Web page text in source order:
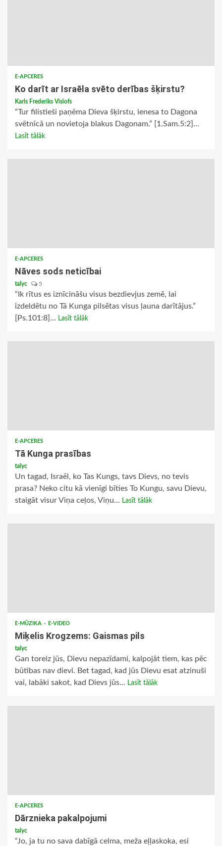
E-APCERES
Ko darīt ar Israēla svēto derības šķirstu?
Karls Frederiks Vislofs
“Tur filistieši paņēma Dieva šķirstu, ienesa to Dagona
svētnīcā un novietoja blakus Dagonam.” [1.Sam.5:2]...
Lasīt tālāk
E-APCERES
Nāves sods neticībai
talyc 5
“Ik rītus es iznīcināšu visus bezdievjus zemē, lai
izdeldētu no Tā Kunga pilsētas visus ļauna darītājus.”
[Ps.101:8]... Lasīt tālāk
E-APCERES
Tā Kunga prasības
talyc
Un tagad, Israēl, ko Tas Kungs, tavs Dievs, no tevis
prasa? Neko citu kā vienīgi bīties To Kungu, savu Dievu,
staigāt visur Viņa ceļos, Viņu... Lasīt tālāk
E-MŪZIKA E-VIDEO
Miķelis Krogzems: Gaismas pils
talyc
Gan toreiz jūs, Dievu nepazīdami, kalpojāt tiem, kas pēc
būtības nav dievi. Bet tagad, kad jūs Dievu esat atzinuši
vai, labāki sakot, kad Dievs jūs... Lasīt tālāk
E-APCERES
Dārznieka pakalpojumi
talyc
“Jo, ja tu no sava dabīgā celma, meža eļļaskoka, esi